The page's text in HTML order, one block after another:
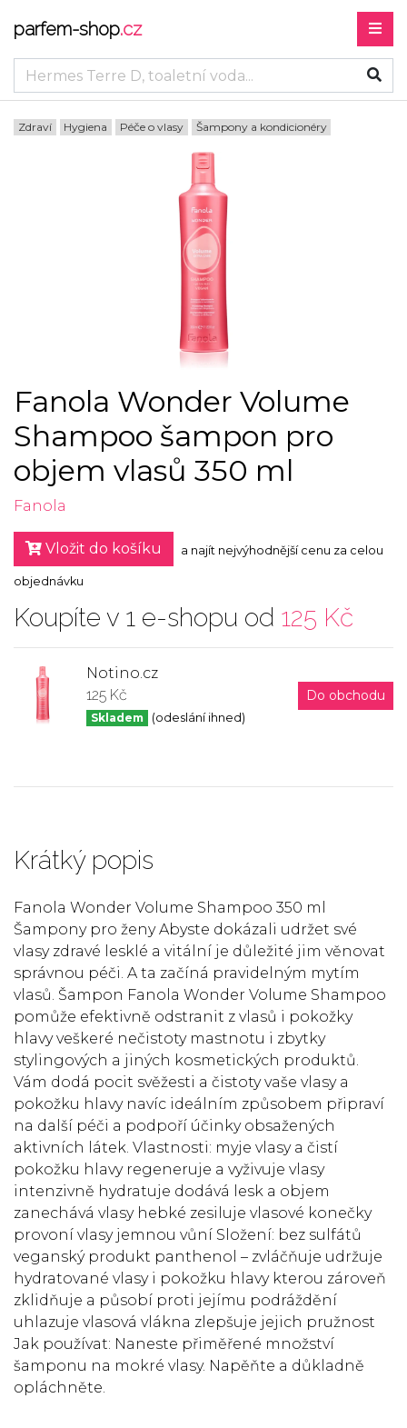
parfem-shop.cz
Zdraví Hygiena Péče o vlasy Šampony a kondicionéry
Fanola Wonder Volume
Shampoo šampon pro
objem vlasů 350 ml
Fanola
Vložit do košíku a najít nejvýhodnější cenu za celou
objednávku
Koupíte v 1 e-shopu od 125 Kč
Notino.cz
125 Kč
Skladem (odeslání ihned)
Do obchodu
Krátký popis
Fanola Wonder Volume Shampoo 350 ml
Šampony pro ženy Abyste dokázali udržet své
vlasy zdravé lesklé a vitální je důležité jim věnovat
správnou péči. A ta začíná pravidelným mytím
vlasů. Šampon Fanola Wonder Volume Shampoo
pomůže efektivně odstranit z vlasů i pokožky
hlavy veškeré nečistoty mastnotu i zbytky
stylingových a jiných kosmetických produktů.
Vám dodá pocit svěžesti a čistoty vaše vlasy a
pokožku hlavy navíc ideálním způsobem připraví
na další péči a podpoří účinky obsažených
aktivních látek. Vlastnosti: myje vlasy a čistí
pokožku hlavy regeneruje a vyživuje vlasy
intenzivně hydratuje dodává lesk a objem
zanechává vlasy hebké zesiluje vlasové konečky
provoní vlasy jemnou vůní Složení: bez sulfátů
veganský produkt panthenol – zvláčňuje udržuje
hydratované vlasy i pokožku hlavy kterou zároveň
zklidňuje a působí proti jejímu podráždění
uhlazuje vlasová vlákna zlepšuje jejich pružnost
Jak používat: Naneste přiměřené množství
šamponu na mokré vlasy. Napěňte a důkladně
opláchněte.